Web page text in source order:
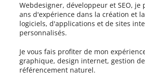
Webdesigner, développeur et SEO, je
ans d'expérience dans la création et
logiciels, d'applications et de sites
personnalisés.
Je vous fais profiter de mon
graphique, design internet, gestion
référencement naturel.